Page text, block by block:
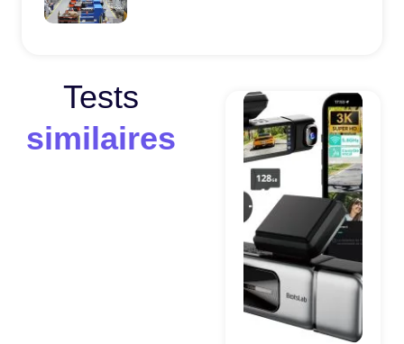
Tests
similaires